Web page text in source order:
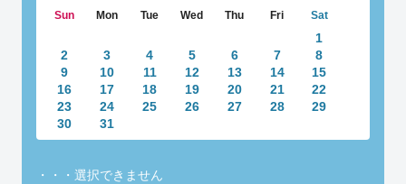
Sun Mon Tue Wed Thu Fri Sat
1
2
3 4 5 6 7
8
9
10 11 12 13 14
15
16
17 18 19 20 21
22
23
24 25 26 27 28
29
30
31
・・・ 選択できません